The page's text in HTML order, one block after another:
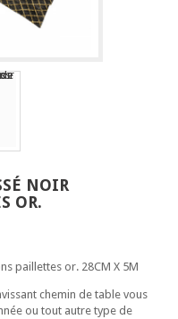
NOIR
OR.
paillettes or. 28CM X 5M
chemin de table vous
ou tout autre type de